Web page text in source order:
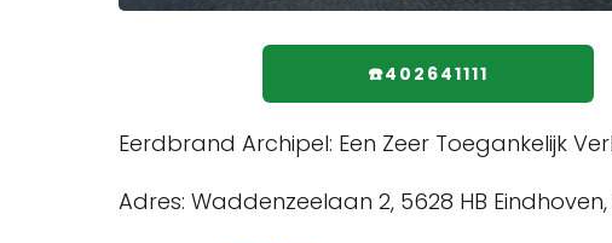
☎️402641111
Eerdbrand Archipel: Een Zeer Toegankelijk
Adres: Waddenzeelaan 2, 5628 HB